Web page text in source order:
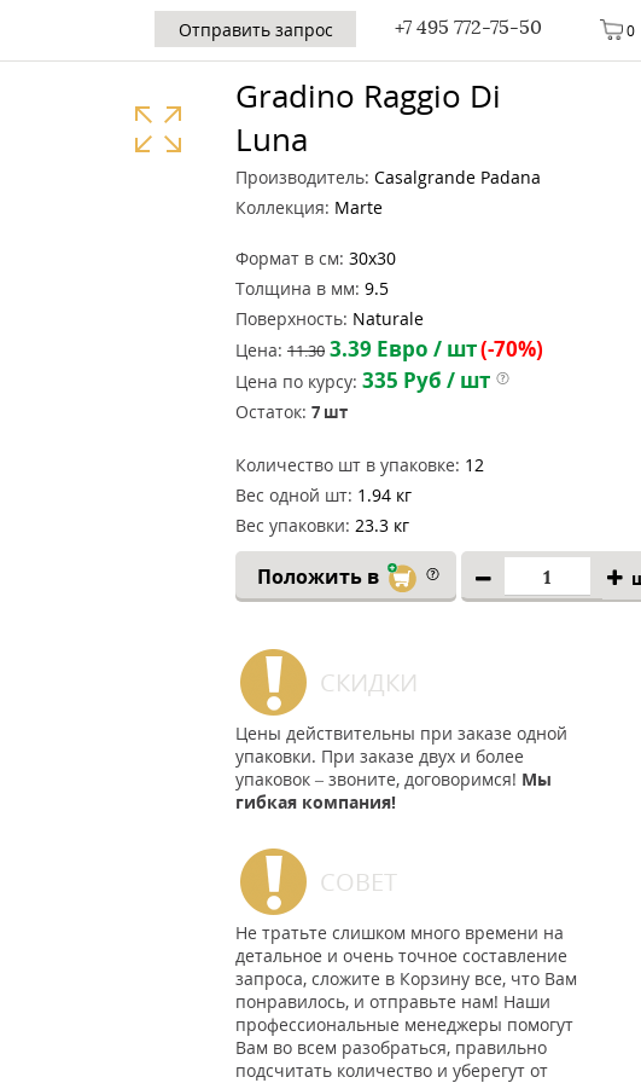
0
+7 495 772-75-50
Отправить запрос
Gradino Raggio Di
Luna
Производитель: Casalgrande Padana
Коллекция: Marte
Формат в см: 30x30
Толщина в мм: 9.5
Поверхность: Naturale
Цена: 11.30 3.39 Евро / шт(-70%)
Цена по курсу: 335 Руб / шт
Остаток: 7 шт
Количество шт в упаковке: 12
Вес одной шт: 1.94 кг
Вес упаковки: 23.3 кг
Положить в
СКИДКИ
Цены действительны при заказе одной
упаковки. При заказе двух и более
упаковок – звоните, договоримся! Мы
гибкая компания!
СОВЕТ
Не тратьте слишком много времени на
детальное и очень точное составление
запроса, сложите в Корзину все, что Вам
понравилось, и отправьте нам! Наши
профессиональные менеджеры помогут
Вам во всем разобраться, правильно
подсчитать количество и уберегут от